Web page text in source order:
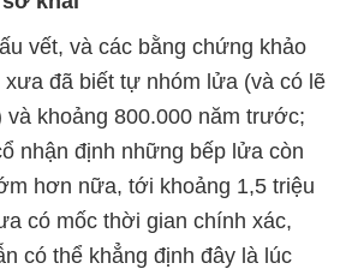
vết, và các bằng chứng khảo
đã biết tự nhóm lửa (và có lẽ
và khoảng 800.000 năm trước;
nhận định những bếp lửa còn
hơn nữa, tới khoảng 1,5 triệu
có mốc thời gian chính xác,
có thể khẳng định đây là lúc